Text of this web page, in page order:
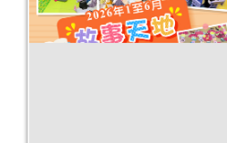
2026年“圖書館e學堂”
活動日期：2026年08月08日